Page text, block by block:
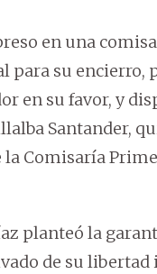
en una
su encierro,
en su favor, y
Santander,
la Comisaría
planteó la
de su